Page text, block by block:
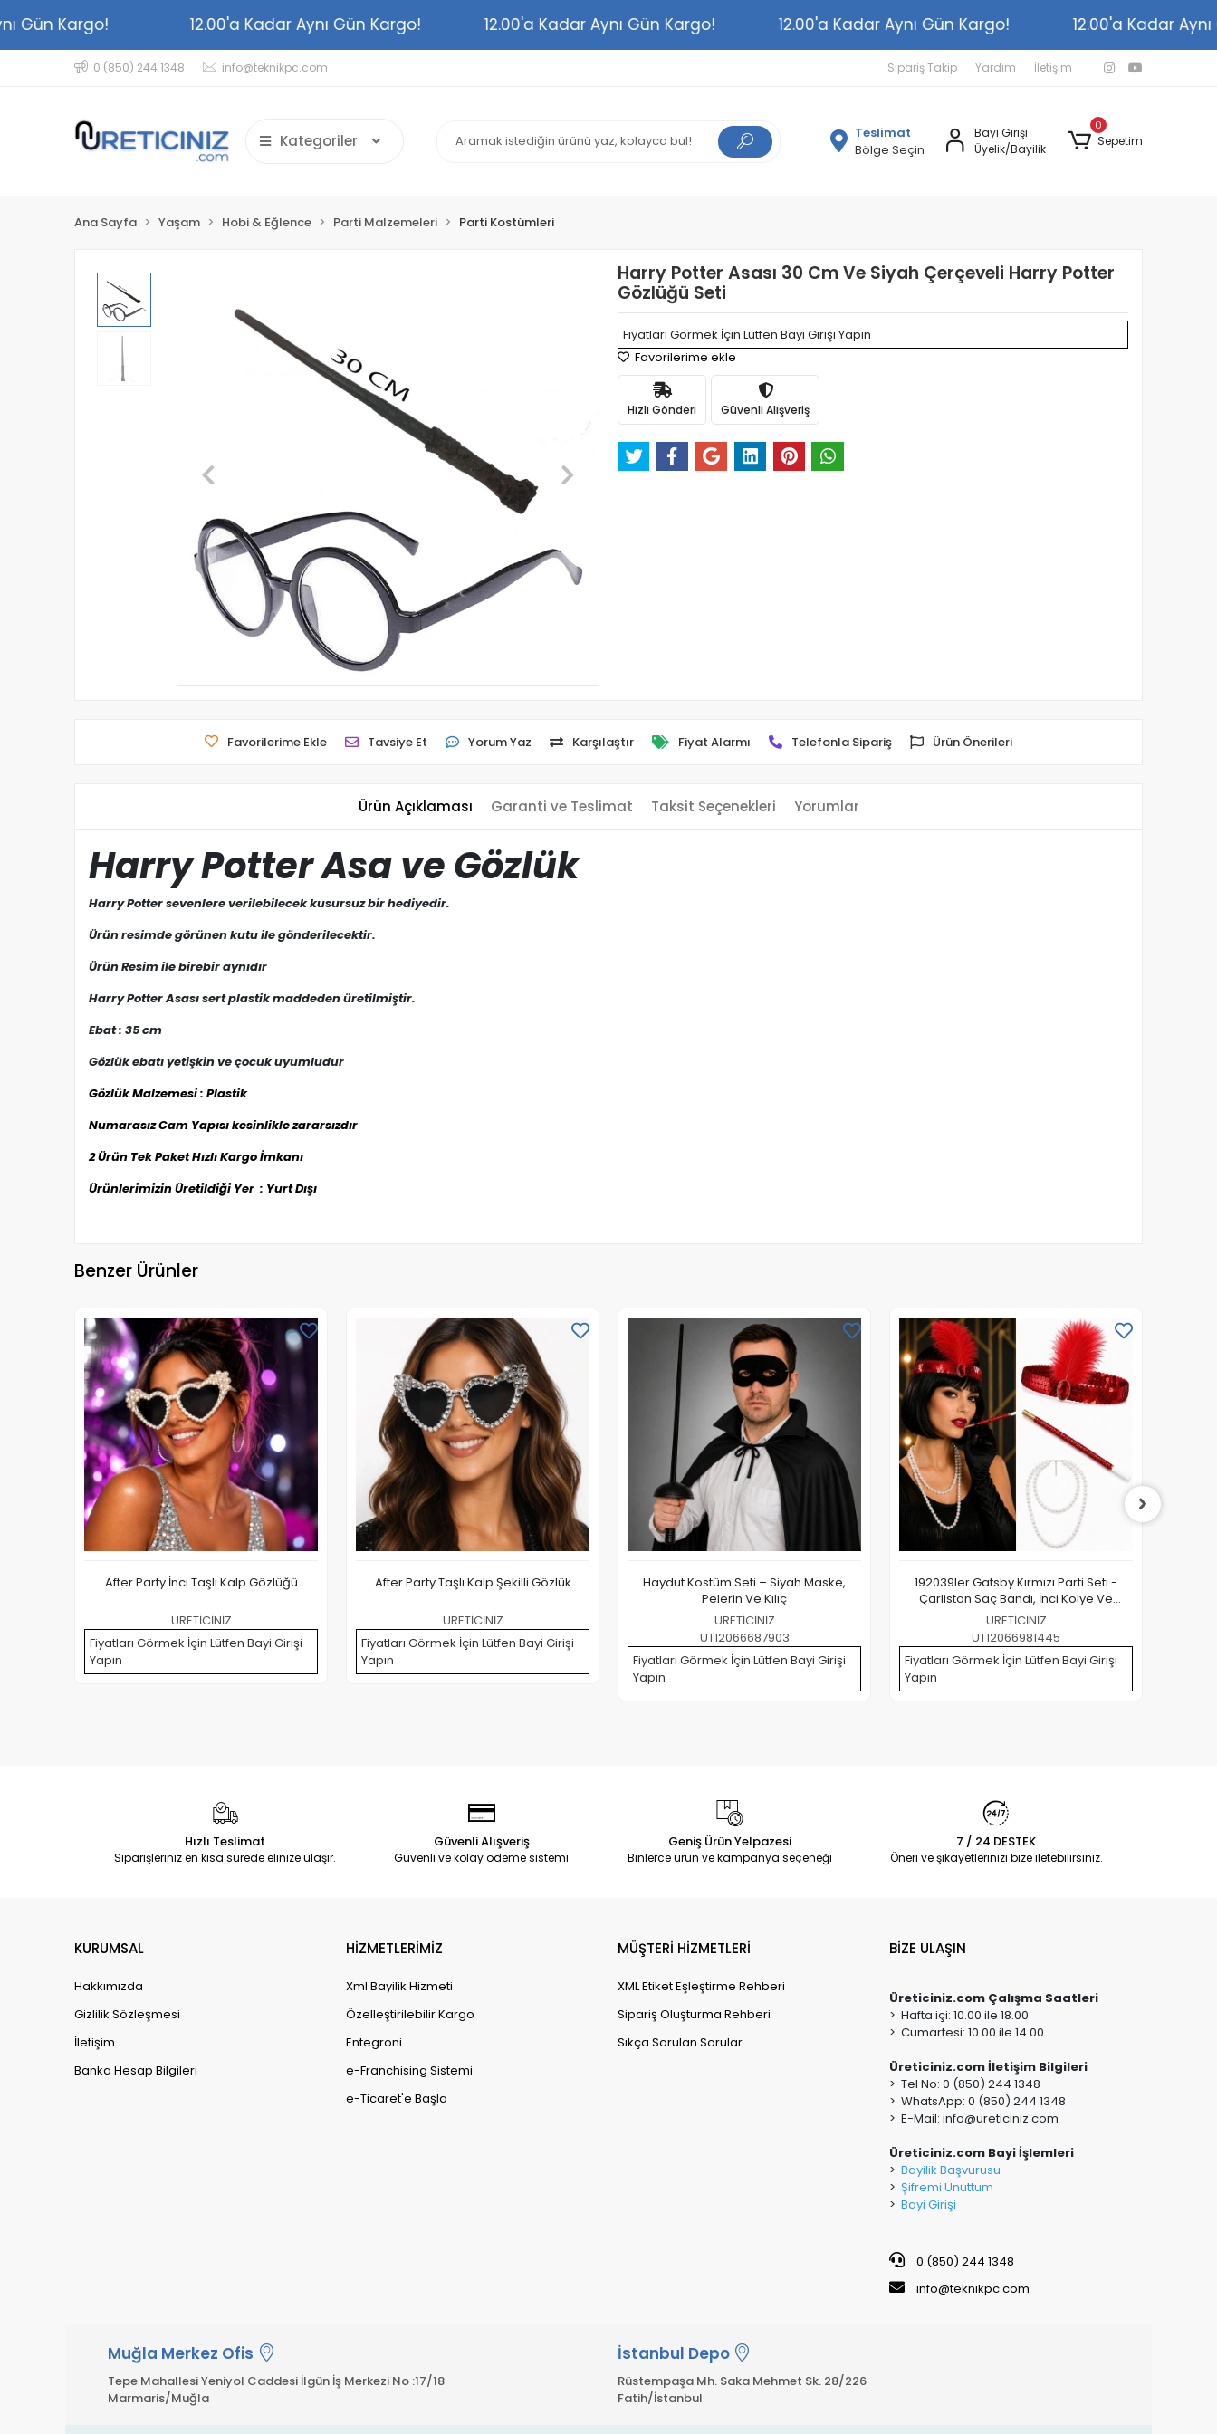
Gün Kargo! 12.00'a Kadar Aynı Gün Kargo! 12.00'a Kadar Aynı Gün Kargo! 12.00'a Kadar Aynı Gün Kargo! 12.00'a Kadar
0 (850) 244 1348 info@teknikpc.com Sipariş Takip Yardım İletişim
Kategoriler
Teslimat
Bölge Seçin
Bayi Girişi
Üyelik/Bayilik
0
Sepetim
Ana Sayfa Yaşam Hobi & Eğlence Parti Malzemeleri Parti Kostümleri
Harry Potter Asası 30 Cm Ve Siyah Çerçeveli Harry Potter
Gözlüğü Seti
Fiyatları Görmek İçin Lütfen Bayi Girişi Yapın
Favorilerime ekle
Hızlı Gönderi Güvenli Alışveriş
Favorilerime Ekle Tavsiye Et Yorum Yaz Karşılaştır Fiyat Alarmı Telefonla Sipariş Ürün Önerileri
Ürün Açıklaması Garanti ve Teslimat Taksit Seçenekleri Yorumlar
Harry Potter Asa ve Gözlük
Harry Potter sevenlere verilebilecek kusursuz bir hediyedir.
Ürün resimde görünen kutu ile gönderilecektir.
Ürün Resim ile birebir aynıdır
Harry Potter Asası sert plastik maddeden üretilmiştir.
Ebat : 35 cm
Gözlük ebatı yetişkin ve çocuk uyumludur
Gözlük Malzemesi : Plastik
Numarasız Cam Yapısı kesinlikle zararsızdır
2 Ürün Tek Paket Hızlı Kargo İmkanı
Ürünlerimizin Üretildiği Yer : Yurt Dışı
Benzer Ürünler
After Party İnci Taşlı Kalp Gözlüğü
URETİCİNİZ
Fiyatları Görmek İçin Lütfen Bayi Girişi
Yapın
After Party Taşlı Kalp Şekilli Gözlük
URETİCİNİZ
Fiyatları Görmek İçin Lütfen Bayi Girişi
Yapın
Haydut Kostüm Seti – Siyah Maske,
Pelerin Ve Kılıç
URETİCİNİZ
UT12066687903
Fiyatları Görmek İçin Lütfen Bayi Girişi
Yapın
192039ler Gatsby Kırmızı Parti Seti -
Çarliston Saç Bandı, İnci Kolye Ve
Tutacağı
URETİCİNİZ
UT12066981445
Fiyatları Görmek İçin Lütfen Bayi Girişi
Yapın
Hızlı Teslimat
Siparişleriniz en kısa sürede elinize ulaşır.
Güvenli Alışveriş
Güvenli ve kolay ödeme sistemi
Geniş Ürün Yelpazesi
Binlerce ürün ve kampanya seçeneği
7 / 24 DESTEK
Öneri ve şikayetlerinizi bize iletebilirsiniz.
KURUMSAL
Hakkımızda
Gizlilik Sözleşmesi
İletişim
Banka Hesap Bilgileri
HİZMETLERİMİZ
Xml Bayilik Hizmeti
Özelleştirilebilir Kargo
Entegroni
e-Franchising Sistemi
e-Ticaret'e Başla
MÜŞTERİ HİZMETLERİ
XML Etiket Eşleştirme Rehberi
Sipariş Oluşturma Rehberi
Sıkça Sorulan Sorular
BİZE ULAŞIN
Üreticiniz.com Çalışma Saatleri
> Hafta içi: 10.00 ile 18.00
> Cumartesi: 10.00 ile 14.00
Üreticiniz.com İletişim Bilgileri
> Tel No: 0 (850) 244 1348
> WhatsApp: 0 (850) 244 1348
> E-Mail: info@ureticiniz.com
Üreticiniz.com Bayi İşlemleri
> Bayilik Başvurusu
> Şifremi Unuttum
> Bayi Girişi
0 (850) 244 1348
info@teknikpc.com
Muğla Merkez Ofis
Tepe Mahallesi Yeniyol Caddesi İlgün İş Merkezi No :17/18
Marmaris/Muğla
İstanbul Depo
Rüstempaşa Mh. Saka Mehmet Sk. 28/226
Fatih/İstanbul